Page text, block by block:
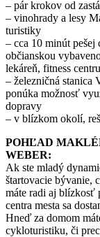
– pár krokov od
– vinohrady a lesy
turistiky
– cca 10 minút pešej
občianskou
lekáreň, fitness
– železničná stanica
ponúka možnosť
dopravy
– v blízkom okolí,
POHĽAD
WEBER:
Ak ste mladý
štartovacie bývanie,
máte radi aj blízkosť
centra mesta sa
Hneď za domom
cykloturistiku, či